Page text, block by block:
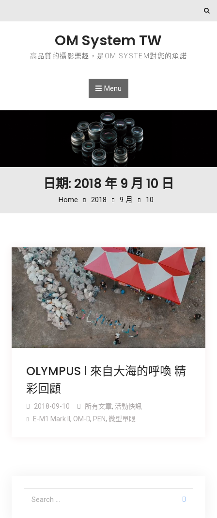
OM System TW
高品質的攝影樂趣，是OM SYSTEM對您的承諾
Menu
日期: 2018 年 9 月 10 日
Home 2018 9 月 10
OLYMPUS l 來自大海的呼喚 精
彩回顧
2018-09-10 所有文章, 活動快訊
E-M1 Mark ll , OM-D, PEN, 微型單眼